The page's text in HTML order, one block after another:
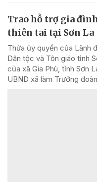
Trao hỗ trợ gia
thiên tai tại Sơn La
Thừa ủy quyền của Lãnh
Dân tộc và Tôn giáo tỉnh
của xã Gia Phù, tỉnh Sơn
UBND xã làm Trưởng